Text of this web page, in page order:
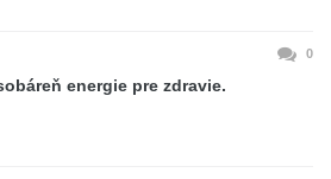
0
energie pre zdravie.